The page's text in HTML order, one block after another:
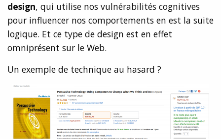
design, qui utilise nos vulnérabilités cognitives
pour influencer nos comportements en est la suite
logique. Et ce type de design est en effet
omniprésent sur le Web.
Un exemple de technique au hasard ?